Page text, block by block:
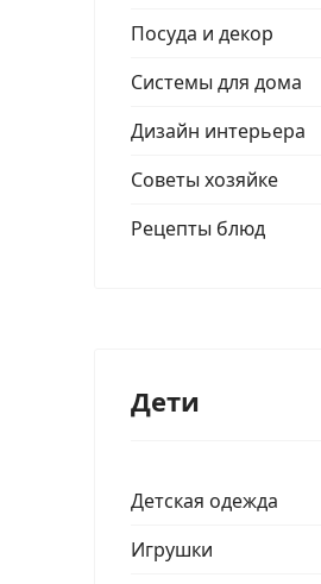
Посуда и декор
Системы для дома
Дизайн интерьера
Советы хозяйке
Рецепты блюд
Дети
Детская одежда
Игрушки